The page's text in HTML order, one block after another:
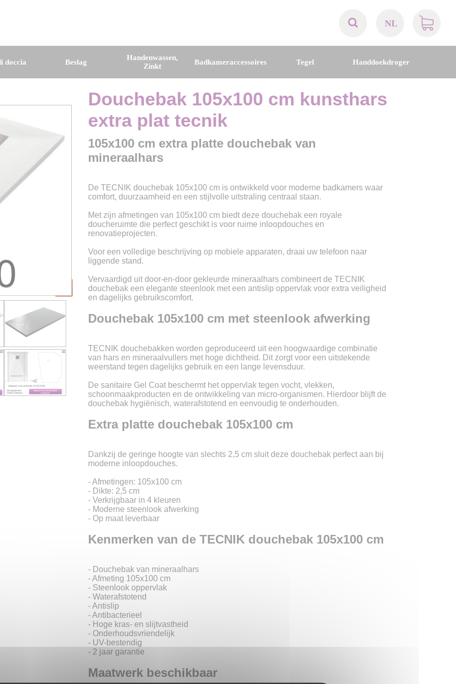
NL
BE
CH
doccia Beslag
Handenwassen,
Zinkt
Badkameraccessoires Tegel Handdoekdroger
Douchebak 105x100 cm kunsthars
extra plat tecnik
105x100 cm extra platte douchebak van
mineraalhars
De TECNIK douchebak 105x100 cm is ontwikkeld voor moderne badkamers waar
comfort, duurzaamheid en een stijlvolle uitstraling centraal staan.
Met zijn afmetingen van 105x100 cm biedt deze douchebak een royale
doucheruimte die perfect geschikt is voor ruime inloopdouches en
renovatieprojecten.
Voor een volledige beschrijving op mobiele apparaten, draai uw telefoon naar
liggende stand.
Vervaardigd uit door-en-door gekleurde mineraalhars combineert de TECNIK
douchebak een elegante steenlook met een antislip oppervlak voor extra veiligheid
en dagelijks gebruikscomfort.
Douchebak 105x100 cm met steenlook afwerking
TECNIK douchebakken worden geproduceerd uit een hoogwaardige combinatie
van hars en mineraalvullers met hoge dichtheid. Dit zorgt voor een uitstekende
weerstand tegen dagelijks gebruik en een lange levensduur.
De sanitaire Gel Coat beschermt het oppervlak tegen vocht, vlekken,
schoonmaakproducten en de ontwikkeling van micro-organismen. Hierdoor blijft de
douchebak hygiënisch, waterafstotend en eenvoudig te onderhouden.
Extra platte douchebak 105x100 cm
Dankzij de geringe hoogte van slechts 2,5 cm sluit deze douchebak perfect aan bij
moderne inloopdouches.
- Afmetingen: 105x100 cm
- Dikte: 2,5 cm
- Verkrijgbaar in 4 kleuren
- Moderne steenlook afwerking
- Op maat leverbaar
Kenmerken van de TECNIK douchebak 105x100 cm
- Douchebak van mineraalhars
- Afmeting 105x100 cm
- Steenlook oppervlak
- Waterafstotend
- Antislip
- Antibacterieel
- Hoge kras- en slijtvastheid
- Onderhoudsvriendelijk
- UV-bestendig
- 2 jaar garantie
Maatwerk beschikbaar